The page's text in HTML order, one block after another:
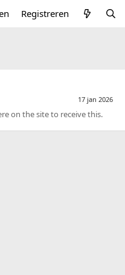
Registreren
17 jan 2026
on the site to receive this.